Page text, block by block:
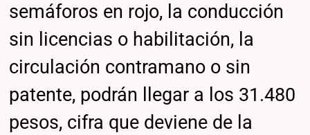
semáforos en rojo, la conducción
sin licencias o habilitación, la
circulación contramano o sin
patente, podrán llegar a los 31.480
pesos, cifra que deviene de la